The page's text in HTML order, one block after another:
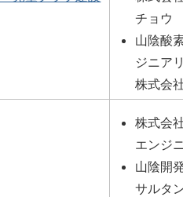
チョウ
山陰酸
ジニア
株式会
株式会
エンジ
山陰開
サルタ